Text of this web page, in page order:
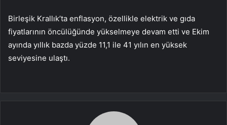
Birleşik Krallık’ta enflasyon, özellikle elektrik ve gıda
fiyatlarının öncülüğünde yükselmeye devam etti ve Ekim
ayında yıllık bazda yüzde 11,1 ile 41 yılın en yüksek
seviyesine ulaştı.